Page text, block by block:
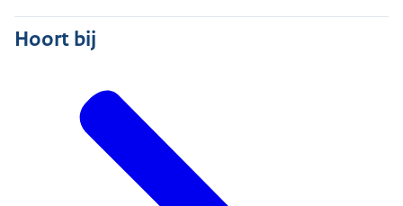
Hoort bij